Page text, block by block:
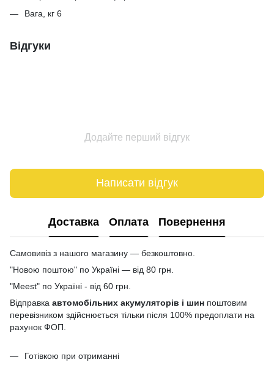
Вага, кг 6
Відгуки
Додайте перший відгук
Написати відгук
Доставка Оплата Повернення
Самовивіз з нашого магазину — безкоштовно.
"Новою поштою" по Україні — від 80 грн.
"Meest" по Україні - від 60 грн.
Відправка автомобільних акумуляторів і шин поштовим
перевізником здійснюється тільки після 100% предоплати на
рахунок ФОП.
Готівкою при отриманні